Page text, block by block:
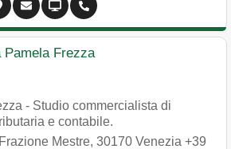
Pamela Frezza
- Studio commercialista di
e contabile.
Mestre, 30170 Venezia +39